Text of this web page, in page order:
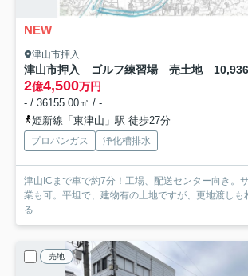
NEW
津山市押入
津山市押入 ゴルフ練習場 売土地
2億4,500万円
- / 36155.00㎡ / -
姫新線「東津山」駅 徒歩27分
プロパンガス 浄化槽排水
津山ICまで車で約7分！工場、配送センター向き。
業も可。平坦で、建物有の土地ですが、更地渡しも
る
売地